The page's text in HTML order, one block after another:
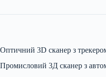
Оптичний 3D сканер з
Промисловий 3Д сканер з